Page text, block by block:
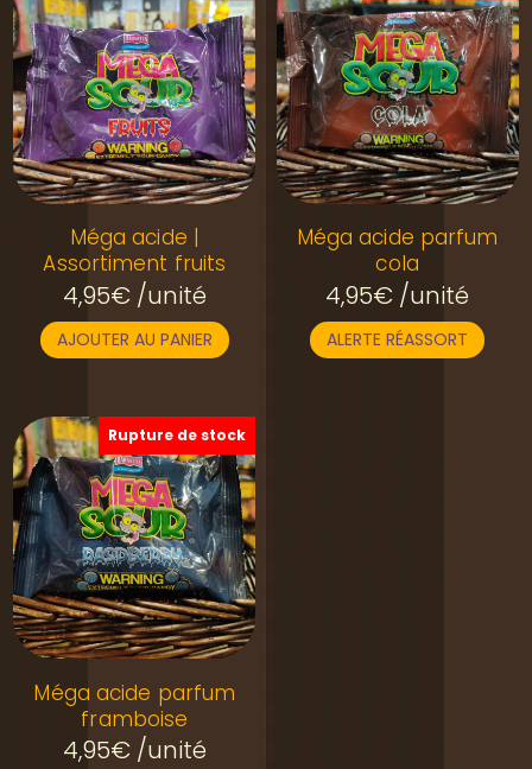
Méga acide |
Assortiment fruits
4,95€ /unité
AJOUTER AU PANIER
Méga acide parfum
cola
4,95€ /unité
ALERTE RÉASSORT
Rupture de stock
Méga acide parfum
framboise
4,95€ /unité